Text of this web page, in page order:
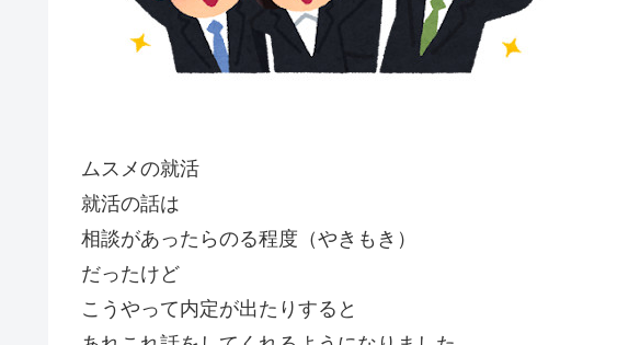
ムスメの就活
就活の話は
相談があったらのる程度（やきもき）
だったけど
こうやって内定が出たりすると